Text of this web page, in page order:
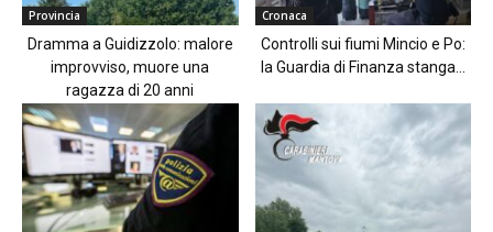
Provincia
Dramma a Guidizzolo: malore
improvviso, muore una
ragazza di 20 anni
Cronaca
Controlli sui fiumi Mincio e Po:
la Guardia di Finanza stanga...